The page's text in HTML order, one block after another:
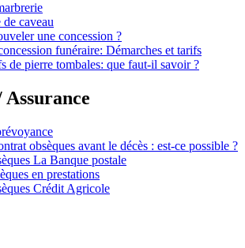
caveau
une concession ?
funéraire: Démarches et tarifs
de pierre tombales: que faut-il savoir ?
Assurance
obsèques avant le décès : est-ce possible ?
La Banque postale
en prestations
Crédit Agricole